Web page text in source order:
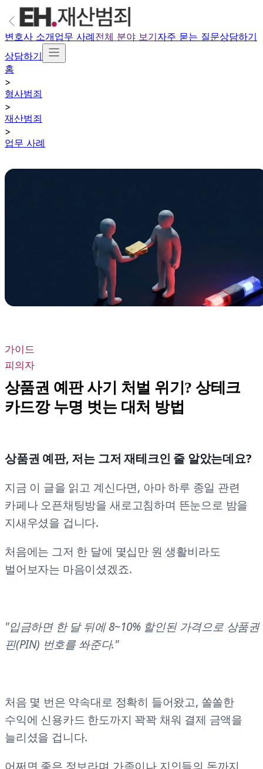
변호사 소개업무 사례전체 분야 보기자주 묻는 질문상담하기
상담하기
홈
>
형사범죄
>
재산범죄
>
업무 사례
가이드
피의자
상품권 예판 사기 처벌 위기? 상테크
카드깡 누명 벗는 대처 방법
상품권 예판, 저는 그저 재테크인 줄 알았는데요?
지금 이 글을 읽고 계신다면, 아마 하루 종일 관련
카페나 오픈채팅방을 새로고침하며 뜬눈으로 밤을
지새우셨을 겁니다.
처음에는 그저 한 달에 몇십만 원 생활비라도
벌어보자는 마음이셨겠죠.
"입금하면 한 달 뒤에 8~10% 할인된 가격으로 상품권
핀(PIN) 번호를 쏴준다."
처음 몇 번은 약속대로 정확히 들어왔고, 쏠쏠한
수익에 신용카드 한도까지 꽉꽉 채워 결제 금액을
늘리셨을 겁니다.